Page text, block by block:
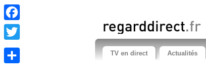
Facebook
Twitter
TV en direct Actualités